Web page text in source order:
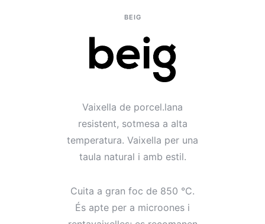
BEIG
Vaixella de porcel.lana
resistent, sotmesa a alta
temperatura. Vaixella per una
taula natural i amb estil.
Cuita a gran foc de 850 °C.
És apte per a microones i